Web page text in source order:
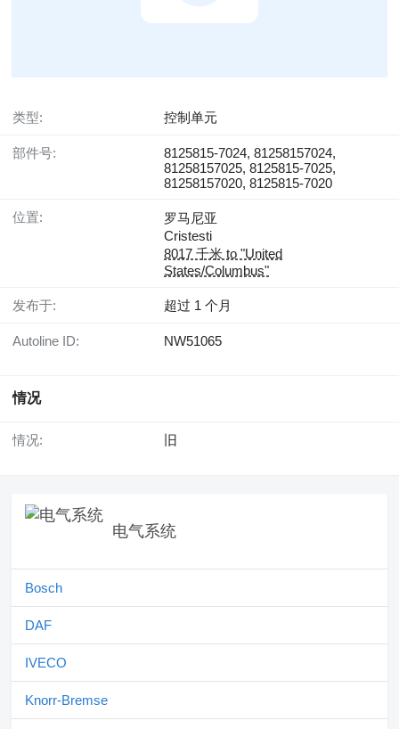
类型: 控制单元
部件号:
8125815-7024, 81258157024,
81258157025, 8125815-7025,
81258157020, 8125815-7020
位置:
罗马尼亚
Cristesti
8017 千米 to "United
States/Columbus"
发布于: 超过 1 个月
Autoline ID: NW51065
情况
情况: 旧
电气系统
Bosch
DAF
IVECO
Knorr-Bremse